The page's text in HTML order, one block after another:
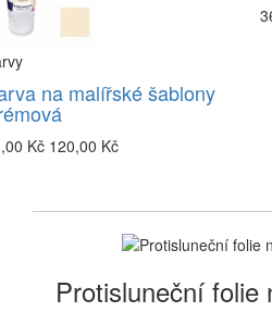
na malířské šablony
Kč 120,00 Kč
Protisluneční folie